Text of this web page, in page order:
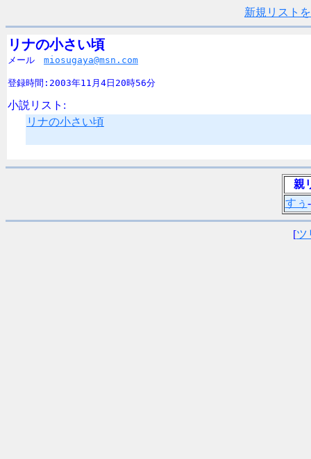
新規リスト
リナの小さい頃
メール miosugaya@msn.com
登録時間:2003年11月4日20時56分
小説リスト:
リナの小さい頃
親
すぅ
[ツ